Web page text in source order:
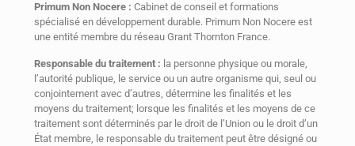
Primum Non Nocere : Cabinet de conseil et formations
spécialisé en développement durable. Primum Non Nocere est
une entité membre du réseau Grant Thornton France.
Responsable du traitement : la personne physique ou morale,
l’autorité publique, le service ou un autre organisme qui, seul ou
conjointement avec d’autres, détermine les finalités et les
moyens du traitement; lorsque les finalités et les moyens de ce
traitement sont déterminés par le droit de l’Union ou le droit d’un
État membre, le responsable du traitement peut être désigné ou